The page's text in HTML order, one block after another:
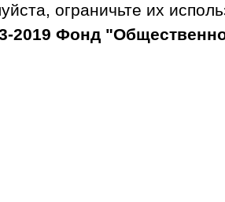
ограничьте их
2019 Фонд